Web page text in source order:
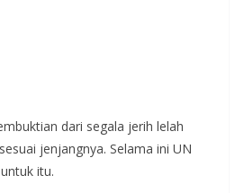
dari segala jerih lelah
jenjangnya. Selama ini UN
itu.